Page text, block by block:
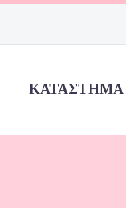
ΚΑΤΆΣΤΗΜΑ